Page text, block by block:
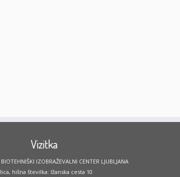
Vizitka
IZOBRAŽEVALNI CENTER LJUBLJANA
hišna številka: Ižanska cesta 10